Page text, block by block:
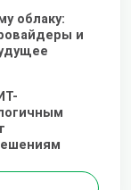
облаку:
и